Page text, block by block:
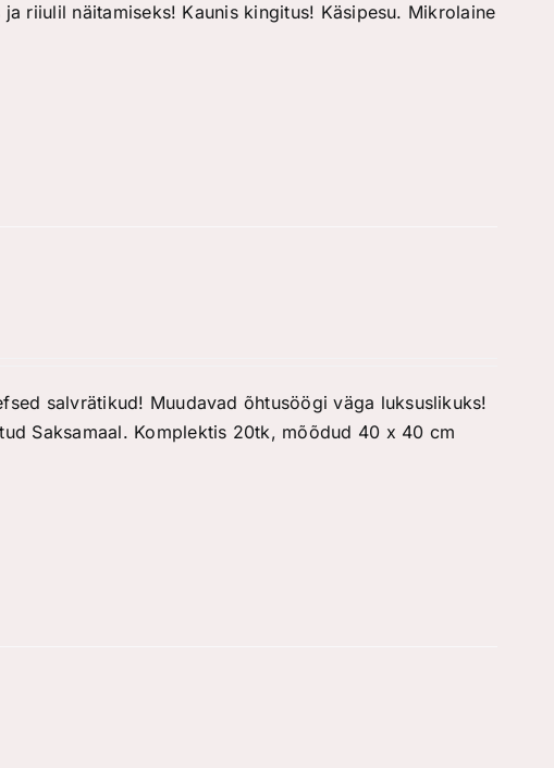
riiulil näitamiseks! Kaunis kingitus! Käsipesu. Mikrolaine
salvrätikud! Muudavad õhtusöögi väga luksuslikuks!
Saksamaal. Komplektis 20tk, mõõdud 40 x 40 cm